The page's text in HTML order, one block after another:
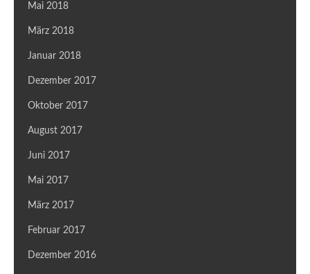
Mai 2018
März 2018
Januar 2018
Dezember 2017
Oktober 2017
August 2017
Juni 2017
Mai 2017
März 2017
Februar 2017
Dezember 2016